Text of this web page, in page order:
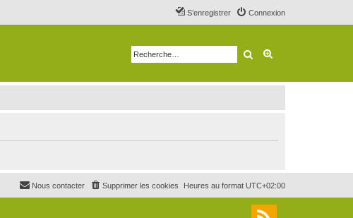
Connexion
S’enregistrer
Rechercher
Heures au format UTC+02:00
Supprimer les cookies
Nous contacter